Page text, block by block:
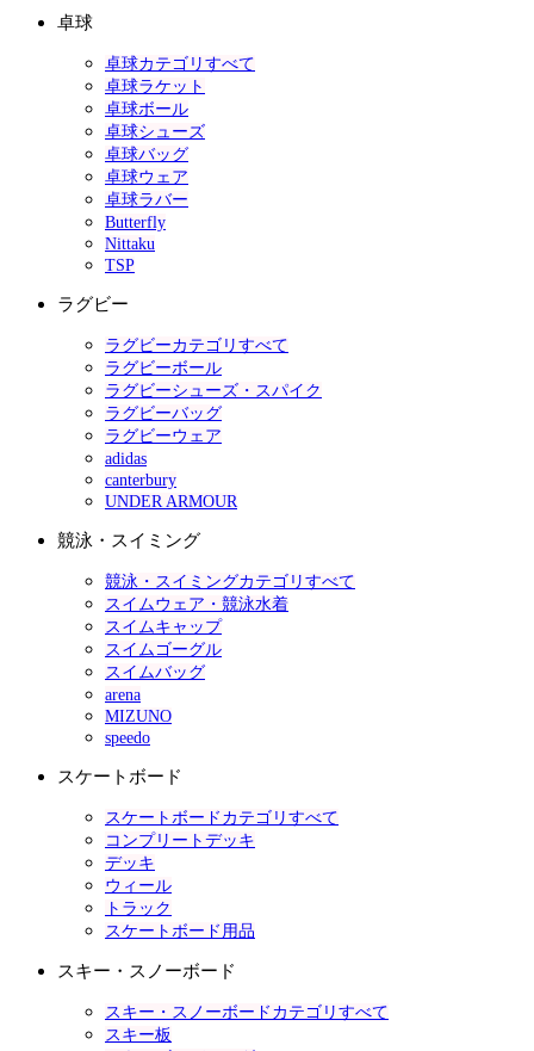
卓球
卓球カテゴリすべて
卓球ラケット
卓球ボール
卓球シューズ
卓球バッグ
卓球ウェア
卓球ラバー
Butterfly
Nittaku
TSP
ラグビー
ラグビーカテゴリすべて
ラグビーボール
ラグビーシューズ・スパイク
ラグビーバッグ
ラグビーウェア
adidas
canterbury
UNDER ARMOUR
競泳・スイミング
競泳・スイミングカテゴリすべて
スイムウェア・競泳水着
スイムキャップ
スイムゴーグル
スイムバッグ
arena
MIZUNO
speedo
スケートボード
スケートボードカテゴリすべて
コンプリートデッキ
デッキ
ウィール
トラック
スケートボード用品
スキー・スノーボード
スキー・スノーボードカテゴリすべて
スキー板